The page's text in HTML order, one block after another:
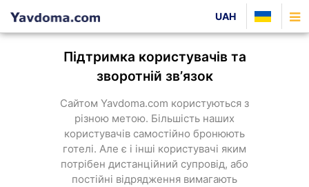
UAH
Підтримка користувачів та
зворотній звʼязок
Сайтом Yavdoma.com користуються з
різною метою. Більшість наших
користувачів самостійно бронюють
готелі. Але є і інші користувачі яким
потрібен дистанційний супровід, або
постійні відрядження вимагають